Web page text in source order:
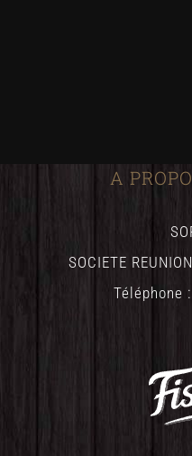
A
SOCIETE
Téléphone